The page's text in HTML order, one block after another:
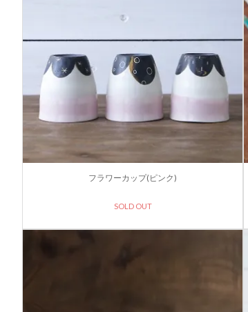
フラワーカップ(ピンク)
SOLD OUT